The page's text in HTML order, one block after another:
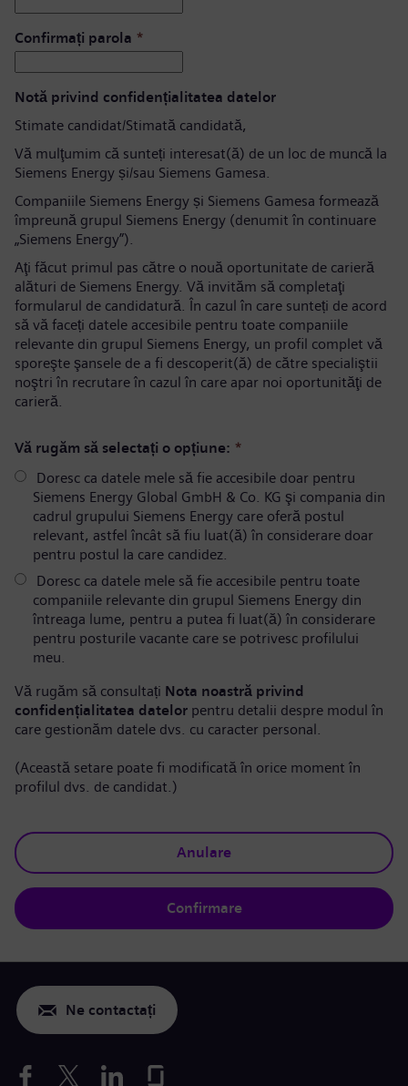
Confirmați parola *
Notă privind confidențialitatea datelor
Stimate candidat/Stimată candidată,
Vă mulţumim că sunteți interesat(ă) de un loc de muncă la
Siemens Energy și/sau Siemens Gamesa.
Companiile Siemens Energy și Siemens Gamesa formează
împreună grupul Siemens Energy (denumit în continuare
„Siemens Energy”).
Aţi făcut primul pas către o nouă oportunitate de carieră
alături de Siemens Energy. Vă invităm să completaţi
formularul de candidatură. În cazul în care sunteți de acord
să vă faceți datele accesibile pentru toate companiile
relevante din grupul Siemens Energy, un profil complet vă
sporeşte şansele de a fi descoperit(ă) de către specialiştii
noştri în recrutare în cazul în care apar noi oportunităţi de
carieră.
Vă rugăm să selectați o opțiune: *
Doresc ca datele mele să fie accesibile doar pentru
Siemens Energy Global GmbH & Co. KG şi compania din
cadrul grupului Siemens Energy care oferă postul
relevant, astfel încât să fiu luat(ă) în considerare doar
pentru postul la care candidez.
Doresc ca datele mele să fie accesibile pentru toate
companiile relevante din grupul Siemens Energy din
întreaga lume, pentru a putea fi luat(ă) în considerare
pentru posturile vacante care se potrivesc profilului
meu.
Vă rugăm să consultați Nota noastră privind
confidențialitatea datelor pentru detalii despre modul în
care gestionăm datele dvs. cu caracter personal.
(Această setare poate fi modificată în orice moment în
profilul dvs. de candidat.)
Anulare
Confirmare
Ne contactați